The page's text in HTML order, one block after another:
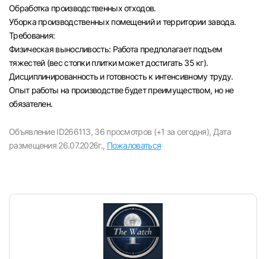
Обработка производственных отходов.
Уборка производственных помещений и территории завода.
Требования:
Физическая выносливость: Работа предполагает подъем
тяжестей (вес стопки плитки может достигать 35 кг).
Дисциплинированность и готовность к интенсивному труду.
Опыт работы на производстве будет преимуществом, но не
обязателен.
Объявление ID266113, 36 просмотров (+1 за сегодня), Дата
размещения 26.07.2026г., Пожаловаться